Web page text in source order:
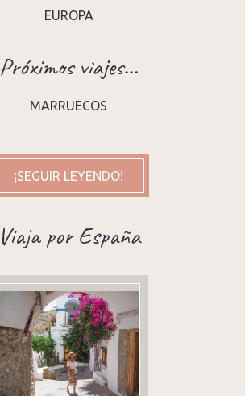
EUROPA
Próximos viajes...
MARRUECOS
¡SEGUIR LEYENDO!
Viaja por España